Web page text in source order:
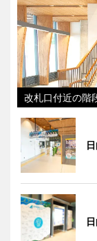
改札口付近の階